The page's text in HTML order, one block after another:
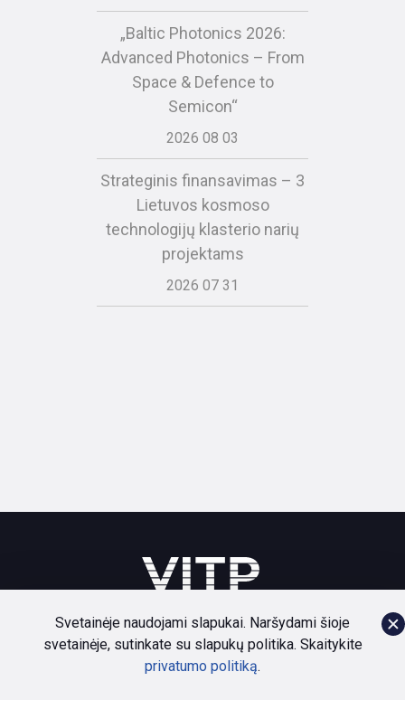
„Baltic Photonics 2026:
Advanced Photonics – From
Space & Defence to
Semicon“
2026 08 03
Strateginis finansavimas – 3
Lietuvos kosmoso
technologijų klasterio narių
projektams
2026 07 31
Svetainėje naudojami slapukai. Naršydami šioje
svetainėje, sutinkate su slapukų politika. Skaitykite
privatumo politiką.
Bendruomenė Paslaugos Naujienos
Apie
Privatumo politika
Dokumentai